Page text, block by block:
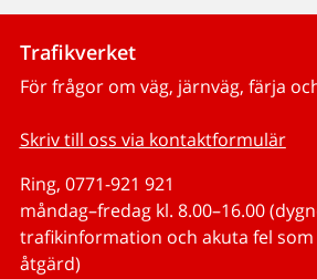
Trafikverket
För frågor om väg, järnväg, färja
Skriv till oss via kontaktformulär
Ring, 0771-921 921
måndag–fredag kl. 8.00–16.00
trafikinformation och akuta fel
åtgärd)